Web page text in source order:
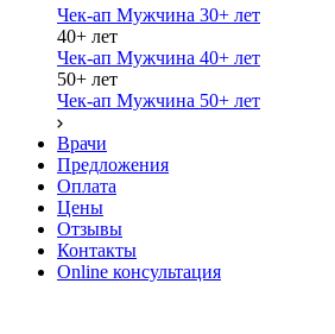
Чек-ап Мужчина 30+ лет
40+ лет
Чек-ап Мужчина 40+ лет
50+ лет
Чек-ап Мужчина 50+ лет
Врачи
Предложения
Оплата
Цены
Отзывы
Контакты
Online консультация